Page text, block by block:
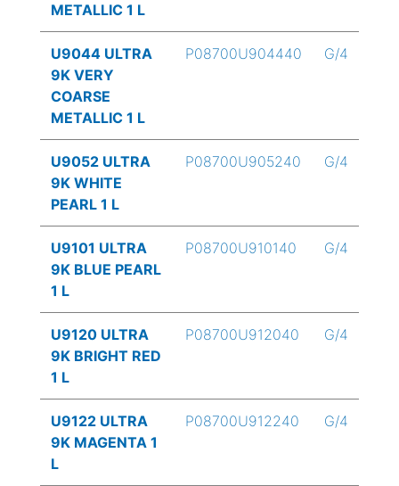
METALLIC 1 L
U9044 ULTRA
9K VERY
COARSE
METALLIC 1 L
P08700U904440 G/4
U9052 ULTRA
9K WHITE
PEARL 1 L
P08700U905240 G/4
U9101 ULTRA
9K BLUE PEARL
1 L
P08700U910140 G/4
U9120 ULTRA
9K BRIGHT RED
1 L
P08700U912040 G/4
U9122 ULTRA
9K MAGENTA 1
L
P08700U912240 G/4